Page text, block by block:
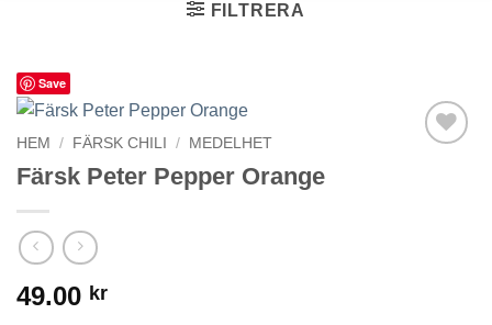
FILTRERA
Save
HEM / FÄRSK CHILI / MEDELHET
Färsk Peter Pepper Orange
49.00 kr